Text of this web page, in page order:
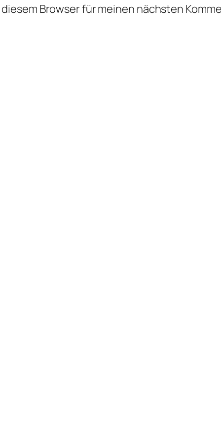
Browser für meinen nächsten